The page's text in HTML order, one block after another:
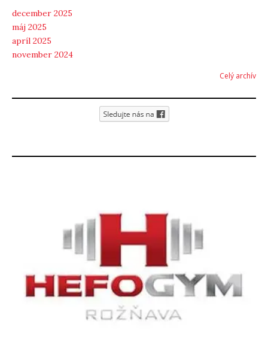
december 2025
máj 2025
apríl 2025
november 2024
Celý archív